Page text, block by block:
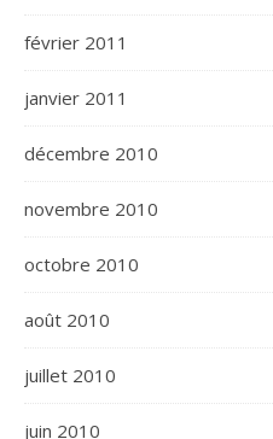
février 2011
janvier 2011
décembre 2010
novembre 2010
octobre 2010
août 2010
juillet 2010
juin 2010